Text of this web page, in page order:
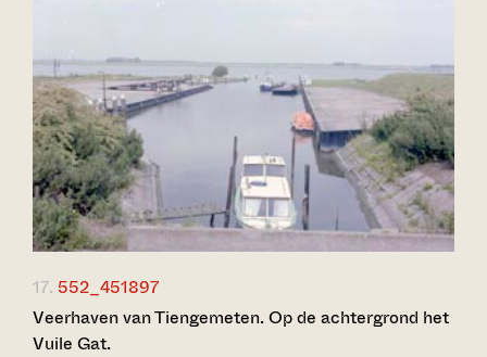
17. 552_451897
Veerhaven van Tiengemeten. Op de achtergrond het
Vuile Gat.